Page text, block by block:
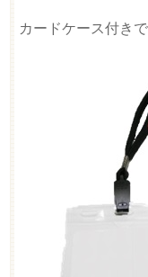
カードケース付き